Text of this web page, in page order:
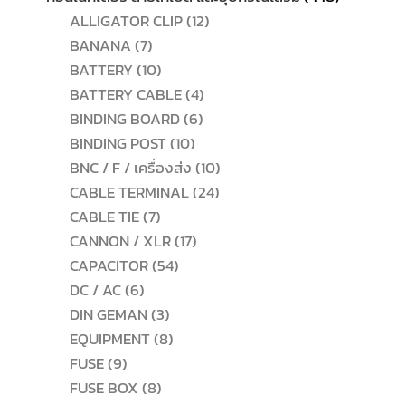
ALLIGATOR CLIP 1212
BANANA 77
สินค้า
BATTERY 1010
สินค้า
BATTERY CABLE 44
สินค้า
BINDING BOARD 66
BINDING POST 1010
สินค้า
BNC / F / เครื่องส่ง 1010
สินค้า
CABLE TERMINAL 2424
CABLE TIE 77
สินค้า
CANNON / XLR 1717
CAPACITOR 5454
DC / AC 66
สินค้า
DIN GEMAN 33
สินค้า
EQUIPMENT 88
FUSE 99
สินค้า
FUSE BOX 88